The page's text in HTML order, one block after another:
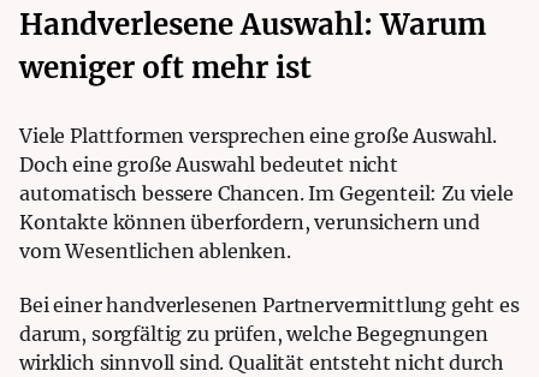
Handverlesene Auswahl: Warum
weniger oft mehr ist
Viele Plattformen versprechen eine große Auswahl.
Doch eine große Auswahl bedeutet nicht
automatisch bessere Chancen. Im Gegenteil: Zu viele
Kontakte können überfordern, verunsichern und
vom Wesentlichen ablenken.
Bei einer handverlesenen Partnervermittlung geht es
darum, sorgfältig zu prüfen, welche Begegnungen
wirklich sinnvoll sind. Qualität entsteht nicht durch